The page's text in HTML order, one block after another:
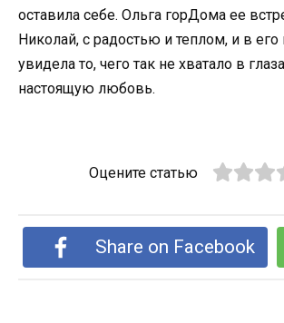
оставила себе. Ольга горДома ее
Николай, с радостью и теплом, и в его
увидела то, чего так не хватало в
настоящую любовь.
Оцените статью
Share on Facebook